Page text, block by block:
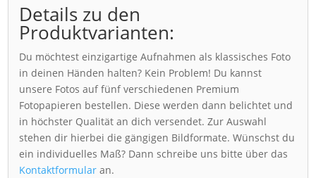
Details zu den
Produktvarianten:
Du möchtest einzigartige Aufnahmen als klassisches Foto
in deinen Händen halten? Kein Problem! Du kannst
unsere Fotos auf fünf verschiedenen Premium
Fotopapieren bestellen. Diese werden dann belichtet und
in höchster Qualität an dich versendet. Zur Auswahl
stehen dir hierbei die gängigen Bildformate. Wünschst du
ein individuelles Maß? Dann schreibe uns bitte über das
Kontaktformular an.